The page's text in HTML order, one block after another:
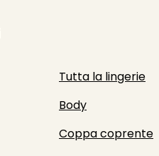
Tutta la lingerie
Body
Coppa coprente